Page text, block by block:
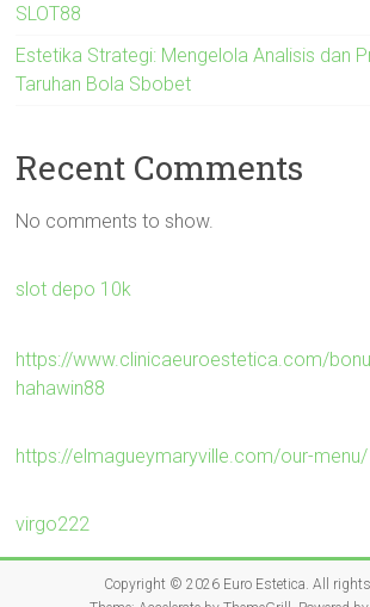
SLOT88
Estetika Strategi: Mengelola Analisis dan
Taruhan Bola Sbobet
Recent Comments
No comments to show.
slot depo 10k
https://www.clinicaeuroestetica.com/
hahawin88
https://elmagueymaryville.com/our-menu/
virgo222
Copyright © 2026 Euro Estetica . All